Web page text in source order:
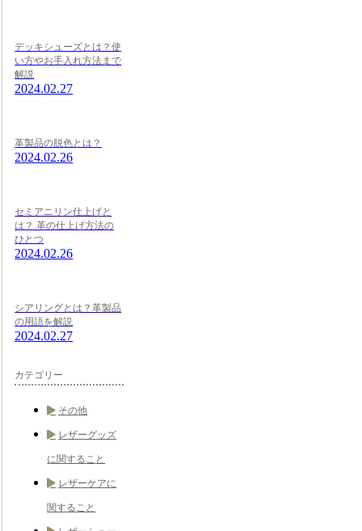
デッキシューズとは？使
い方やお手入れ方法まで
解説
2024.02.27
革製品の脱色とは？
2024.02.26
セミアニリン仕上げと
は？ 革の仕上げ方法の
ひとつ
2024.02.26
シアリングとは？革製品
の用語を解説
2024.02.27
カテゴリー
その他
レザーグッズ
に関すること
レザーケアに
関すること